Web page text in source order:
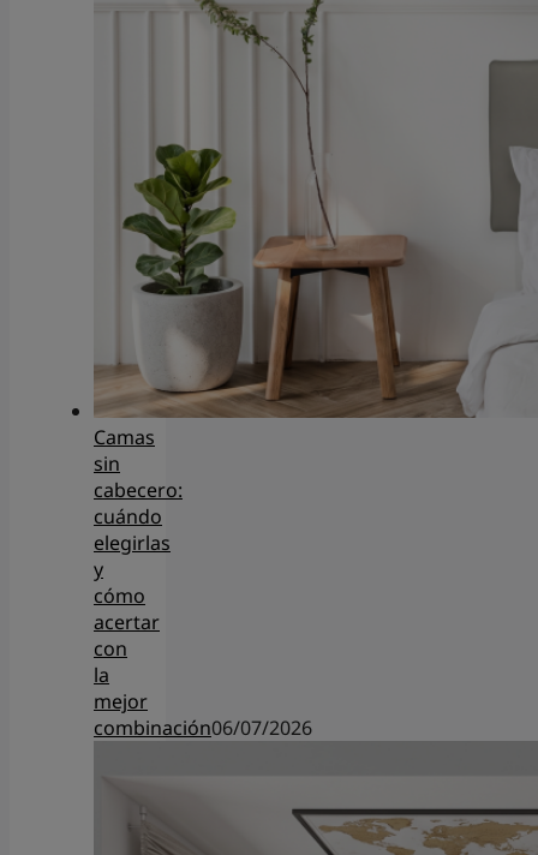
Camas
sin
cabecero:
cuándo
elegirlas
y
cómo
acertar
con
la
mejor
combinación06/07/2026